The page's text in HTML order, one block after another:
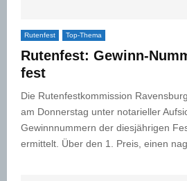
Rutenfest Top-Thema
Rutenfest: Gewinn-
fest
Die Rutenfestkommission
am Donnerstag unter notarieller
Gewinnnummern der diesjährigen
ermittelt. Über den 1. Preis, einen